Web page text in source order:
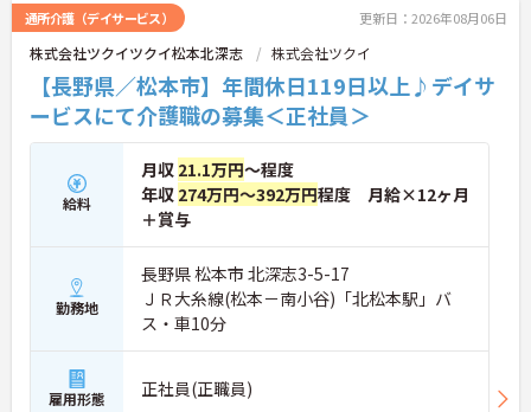
通所介護（デイサービス） 更新日：2026年08月06日
株式会社ツクイツクイ松本北深志 株式会社ツクイ
【長野県／松本市】年間休日119日以上♪デイサ
ービスにて介護職の募集＜正社員＞
給料
月収 21.1万円～程度
年収 274万円～392万円程度 月給×12ヶ月
＋賞与
勤務地
長野県 松本市 北深志3-5-17
ＪＲ大糸線(松本－南小谷)「北松本駅」バ
ス・車10分
雇用形態 正社員(正職員)